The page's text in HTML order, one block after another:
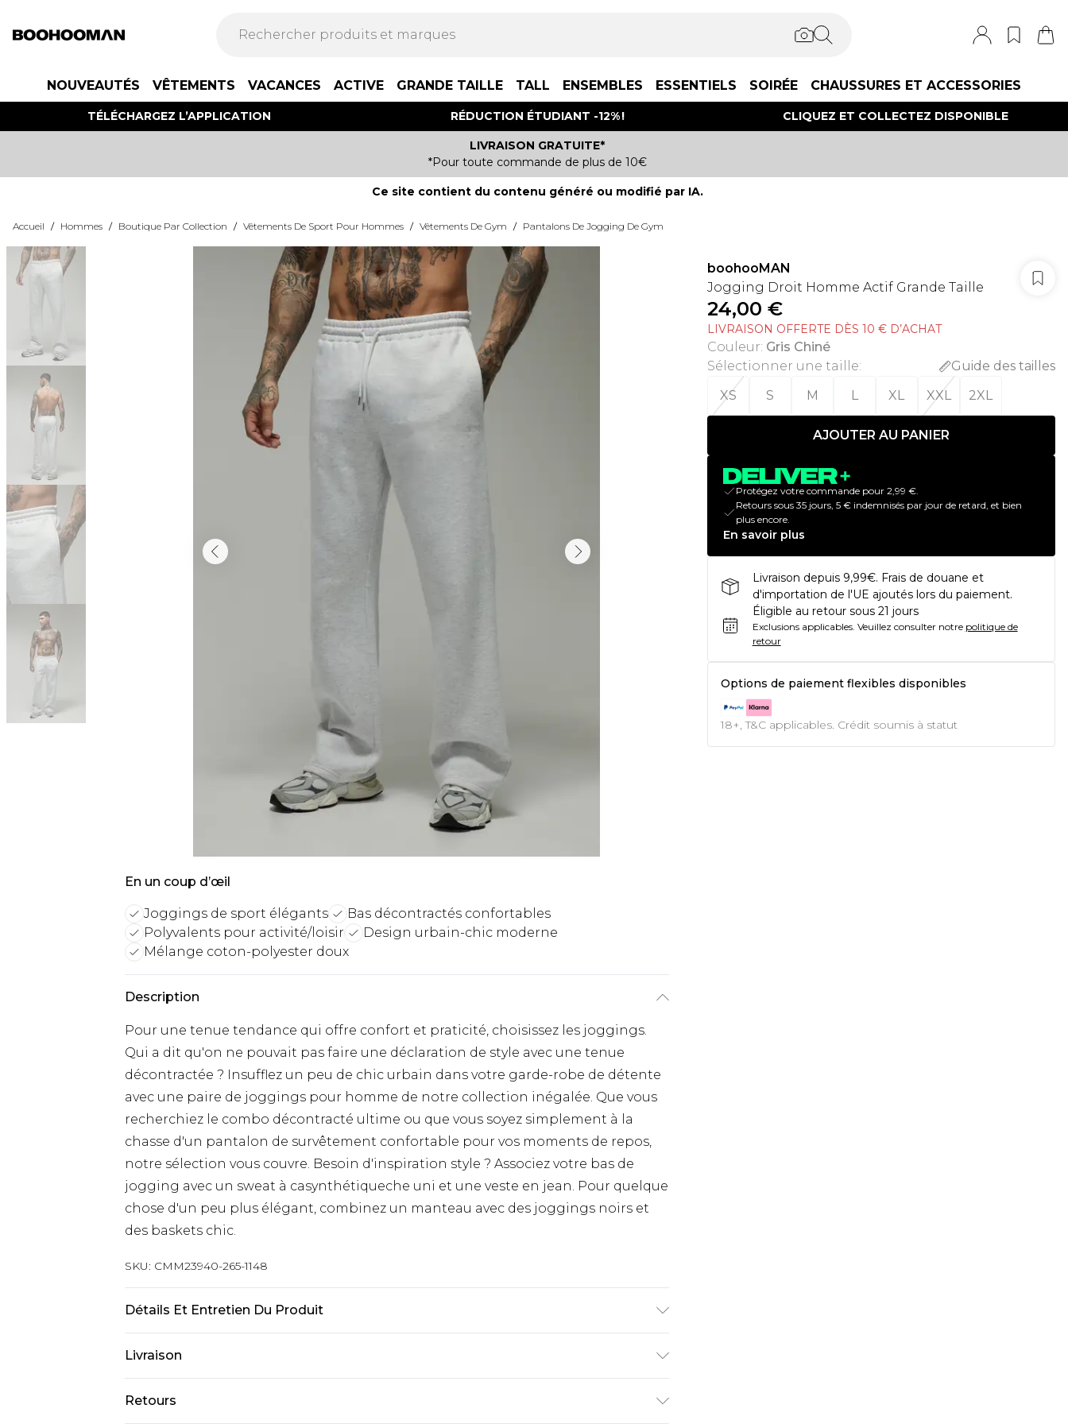
NOUVEAUTÉS VÊTEMENTS VACANCES ACTIVE GRANDE TAILLE TALL ENSEMBLES ESSENTIELS SOIRÉE CHAUSSURES ET ACCESSORIES
TÉLÉCHARGEZ L’APPLICATION RÉDUCTION ÉTUDIANT -12% ! CLIQUEZ ET COLLECTEZ DISPONIBLE
LIVRAISON GRATUITE*
*Pour toute commande de plus de 10€
Ce site contient du contenu généré ou modifié par IA.
Accueil / Hommes / Boutique Par Collection / Vêtements De Sport Pour Hommes / Vêtements De Gym / Pantalons De Jogging De Gym
En un coup d’œil
Joggings de sport élégants
Bas décontractés confortables
Polyvalents pour activité/loisir
Design urbain-chic moderne
Mélange coton-polyester doux
Description
Pour une tenue tendance qui offre confort et praticité, choisissez les joggings.
Qui a dit qu'on ne pouvait pas faire une déclaration de style avec une tenue
décontractée ? Insufflez un peu de chic urbain dans votre garde-robe de détente
avec une paire de joggings pour homme de notre collection inégalée. Que vous
recherchiez le combo décontracté ultime ou que vous soyez simplement à la
chasse d'un pantalon de survêtement confortable pour vos moments de repos,
notre sélection vous couvre. Besoin d'inspiration style ? Associez votre bas de
jogging avec un sweat à casynthétiqueche uni et une veste en jean. Pour quelque
chose d'un peu plus élégant, combinez un manteau avec des joggings noirs et
des baskets chic.
SKU: CMM23940-265-1148
Détails Et Entretien Du Produit
Livraison
Livraison standard France
€9.99
Retours
boohooMAN
Jogging Droit Homme Actif Grande Taille
24,00 €
LIVRAISON OFFERTE DÈS 10 € D’ACHAT
Couleur: Gris Chiné
Sélectionner une taille:
Guide des tailles
XS
S M L XL XXL 2XL
AJOUTER AU PANIER
Protégez votre commande pour 2,99 €.
Retours sous 35 jours, 5 € indemnisés par jour de retard, et bien
plus encore.
En savoir plus
Livraison depuis 9,99€. Frais de douane et
d'importation de l'UE ajoutés lors du paiement.
Éligible au retour sous 21 jours
Exclusions applicables. Veuillez consulter notre politique de
retour
Options de paiement flexibles disponibles
18+, T&C applicables. Crédit soumis à statut